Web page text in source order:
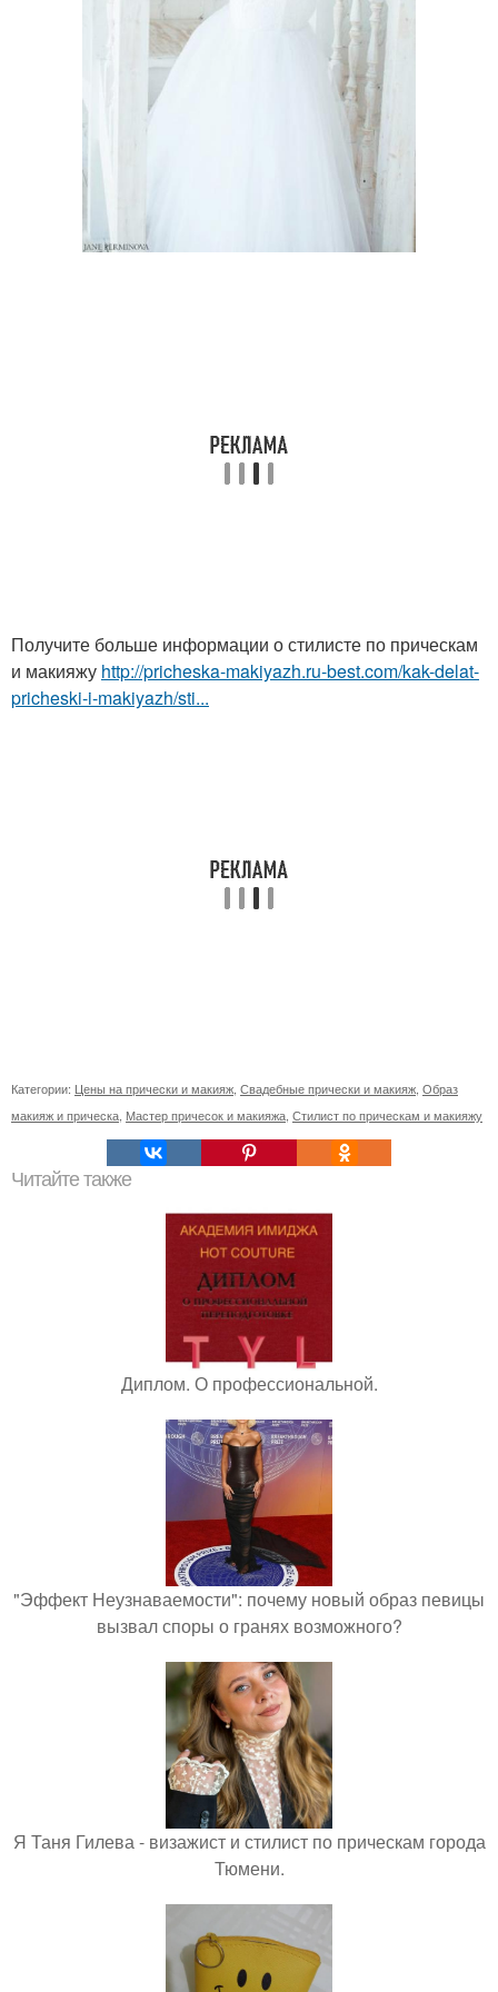
Получите больше информации о стилисте по прическам
и макияжу http://pricheska-makiyazh.ru-best.com/kak-delat-
pricheski-i-makiyazh/sti...
Категории: Цены на прически и макияж, Свадебные прически и макияж, Образ
макияж и прическа, Мастер причесок и макияжа, Стилист по прическам и макияжу
Читайте также
Диплом. О профессиональной.
"Эффект Неузнаваемости": почему новый образ певицы
вызвал споры о гранях возможного?
Я Таня Гилева - визажист и стилист по прическам города
Тюмени.